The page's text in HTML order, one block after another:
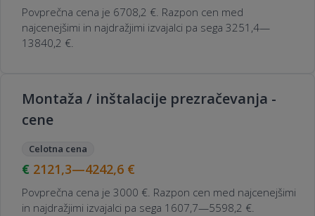
Povprečna cena je 6708,2 €. Razpon cen med
najcenejšimi in najdražjimi izvajalci pa sega 3251,4—
13840,2 €.
Montaža / inštalacije prezračevanja -
cene
Celotna cena
2121,3—4242,6 €
Povprečna cena je 3000 €. Razpon cen med najcenejšimi
in najdražjimi izvajalci pa sega 1607,7—5598,2 €.